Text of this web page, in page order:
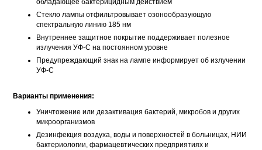
обладающее бактерицидным действием
Стекло лампы отфильтровывает озонообразующую
спектральную линию 185 нм
Внутреннее защитное покрытие поддерживает полезное
излучения УФ-С на постоянном уровне
Предупреждающий знак на лампе информирует об излучении
УФ-С
Варианты применения:
Уничтожение или дезактивация бактерий, микробов и других
микроорганизмов
Дезинфекция воздуха, воды и поверхностей в больницах, НИИ
бактериологии, фармацевтических предприятиях и